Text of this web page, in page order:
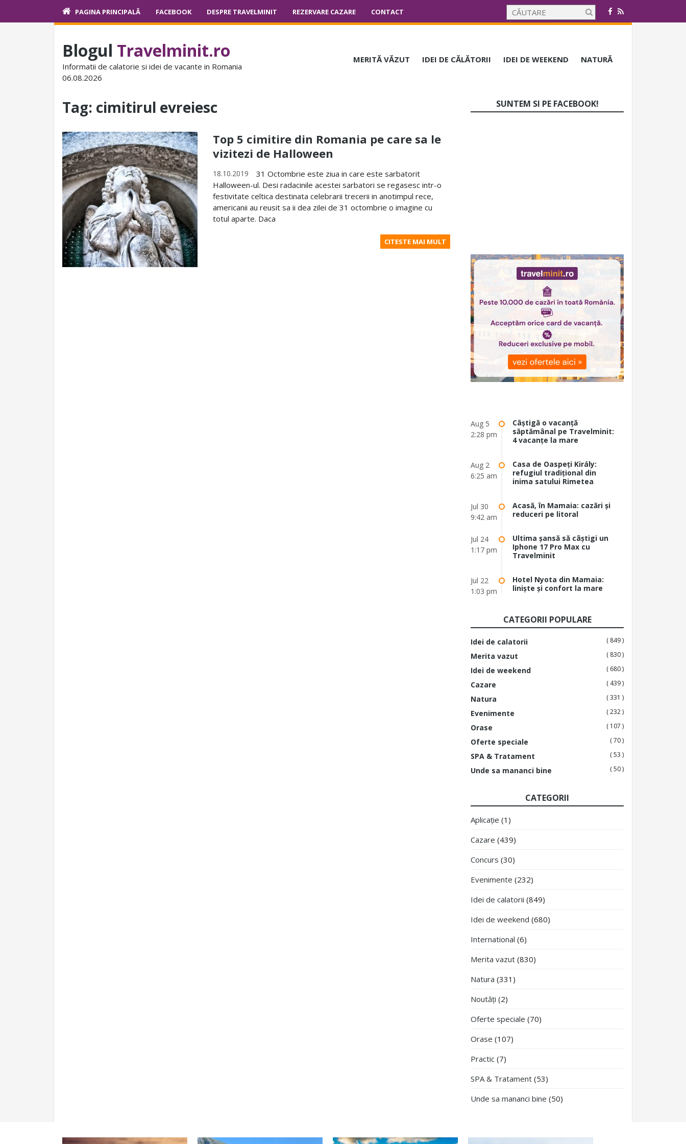
PAGINA PRINCIPALĂ FACEBOOK DESPRE TRAVELMINIT REZERVARE CAZARE CONTACT
Blogul Travelminit.ro
Informatii de calatorie si idei de vacante in Romania
06.08.2026
MERITĂ VĂZUT IDEI DE CĂLĂTORII IDEI DE WEEKEND NATURĂ
Tag: cimitirul evreiesc
Top 5 cimitire din Romania pe care sa le
vizitezi de Halloween
18.10.2019
31 Octombrie este ziua in care este sarbatorit
Halloween-ul. Desi radacinile acestei sarbatori se regasesc intr-o
festivitate celtica destinata celebrarii trecerii in anotimpul rece,
americanii au reusit sa ii dea zilei de 31 octombrie o imagine cu
totul aparte. Daca
CITESTE MAI MULT
SUNTEM SI PE FACEBOOK!
Aug 5
2:28 pm
Câștigă o vacanță
săptămânal pe Travelminit:
4 vacanțe la mare
Aug 2
6:25 am
Casa de Oaspeți Király:
refugiul tradițional din
inima satului Rimetea
Jul 30
9:42 am
Acasă, în Mamaia: cazări și
reduceri pe litoral
Jul 24
1:17 pm
Ultima șansă să câștigi un
Iphone 17 Pro Max cu
Travelminit
Jul 22
1:03 pm
Hotel Nyota din Mamaia:
liniște și confort la mare
CATEGORII POPULARE
Idei de calatorii ( 849 )
Merita vazut ( 830 )
Idei de weekend ( 680 )
Cazare ( 439 )
Natura ( 331 )
Evenimente ( 232 )
Orase ( 107 )
Oferte speciale ( 70 )
SPA & Tratament ( 53 )
Unde sa mananci bine ( 50 )
CATEGORII
Aplicație (1)
Cazare (439)
Concurs (30)
Evenimente (232)
Idei de calatorii (849)
Idei de weekend (680)
International (6)
Merita vazut (830)
Natura (331)
Noutăți (2)
Oferte speciale (70)
Orase (107)
Practic (7)
SPA & Tratament (53)
Unde sa mananci bine (50)